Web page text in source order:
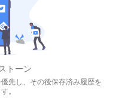
トーン
先し、その後保存済み履歴を
。